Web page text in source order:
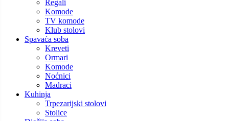
Regali
Komode
TV komode
Klub stolovi
Spavaća soba
Kreveti
Ormari
Komode
Noćnici
Madraci
Kuhinja
Trpezarijski stolovi
Stolice